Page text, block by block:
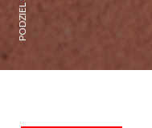
PODZIEL SIĘ: